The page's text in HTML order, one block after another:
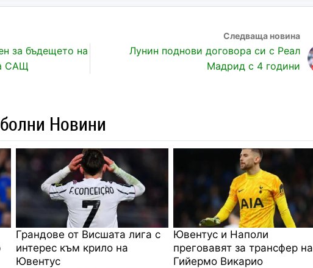
за бъдещето на
САЩ
Лунин поднови договора си с Реал
Мадрид с 4 години
Новини
Грандове от Висшата лига с
интерес към крило на
Ювентус
Ювентус и Наполи
преговавят за трансфер на
Гийермо Викарио